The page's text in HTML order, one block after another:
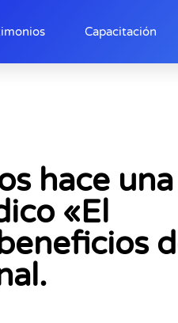
Capacitación
hace una
«El